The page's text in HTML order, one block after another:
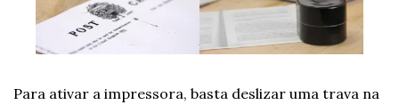
Para ativar a impressora, basta deslizar uma trava na